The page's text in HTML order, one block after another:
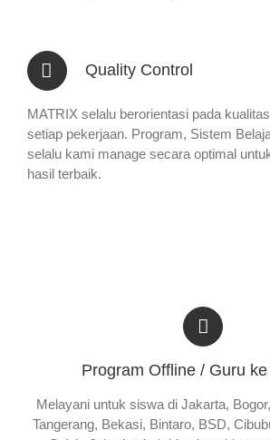
Quality Control
MATRIX selalu berorientasi pada
setiap pekerjaan. Program, Sistem
selalu kami manage secara optimal
hasil terbaik.
Program Offline / Guru
Melayani untuk siswa di Jakarta,
Tangerang, Bekasi, Bintaro, BSD,